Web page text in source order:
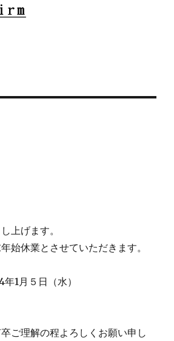
上げます。
始休業とさせていただきます。
1月５日（水）
ご理解の程よろしくお願い申し